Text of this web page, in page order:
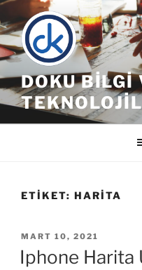
İçeriğe
geç
DOKU BILGI
ETIKET: HARITA
YAYIM
TARIHI
MART 10, 2021
Iphone Harita